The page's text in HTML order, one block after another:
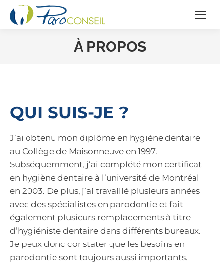
À PROPOS
QUI SUIS-JE ?
J’ai obtenu mon diplôme en hygiène dentaire
au Collège de Maisonneuve en 1997.
Subséquemment, j’ai complété mon certificat
en hygiène dentaire à l’université de Montréal
en 2003. De plus, j’ai travaillé plusieurs années
avec des spécialistes en parodontie et fait
également plusieurs remplacements à titre
d’hygiéniste dentaire dans différents bureaux.
Je peux donc constater que les besoins en
parodontie sont toujours aussi importants.